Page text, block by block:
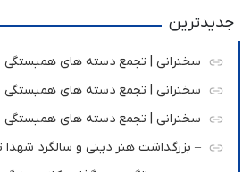
جدیدترین
سخنرانی | تجمع دسته های همبستگی
سخنرانی | تجمع دسته های همبستگی
سخنرانی | تجمع دسته های
– بزرگداشت هنر دینی و سالگرد شهدا